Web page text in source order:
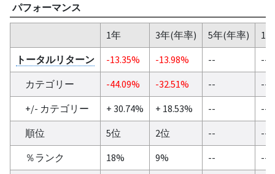
パフォーマンス
1年 3年(年率) 5年(年率)
10
トータルリターン
-13.35% -13.98% --
--
カテゴリー
-44.09% -32.51% --
--
+/- カテゴリー
+ 30.74% + 18.53% --
--
順位
5位 2位 --
--
％ランク
18% 9% --
--